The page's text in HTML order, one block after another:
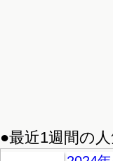
●最近1週間の